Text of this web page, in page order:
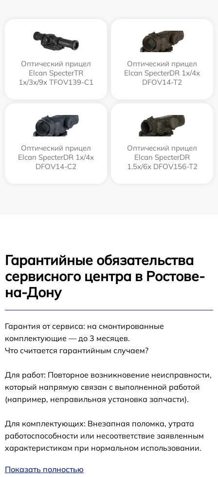
Оптический прицел
Elcan SpecterTR
1x/3x/9x TFOV139-C1
Оптический прицел
Elcan SpecterDR 1x/4x
DFOV14-T2
Оптический прицел
Elcan SpecterDR 1x/4x
DFOV14-C2
Оптический прицел
Elcan SpecterDR
1.5x/6x DFOV156-T2
Гарантийные обязательства
сервисного центра в Ростове-
на-Дону
Гарантия от сервиса: на смонтированные
комплектующие — до 3 месяцев.
Что считается гарантийным случаем?
Для работ: Повторное возникновение неисправности,
который напрямую связан с выполненной работой
(например, неправильная установка запчасти).
Для комплектующих: Внезапная поломка, утрата
работоспособности или несоответствие заявленным
характеристикам при нормальном использовании.
Показать полностью